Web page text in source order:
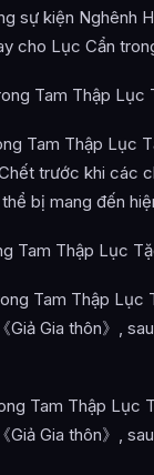
sự kiện Nghênh
cho Lục Cẩn
Tam Thập Lục
Tam Thập Lục
trước khi các
bị mang đến
Tam Thập Lục
Tam Thập Lục
Giả Gia thôn》,
Tam Thập Lục
Giả Gia thôn》,